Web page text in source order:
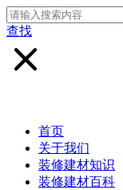
查找
首页
关于我们
装修建材知识
装修建材百科